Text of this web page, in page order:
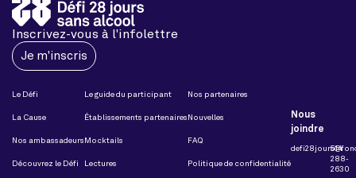
Inscrivez-vous à l'infolettre
Je m'inscris
Le Défi
La Cause
Nos ambassadeurs
Découvrez le Défi
Le guide du participant
Établissements partenaires
Mocktails
Lectures
Nos partenaires
Nouvelles
FAQ
Politique de confidentialité
Nous
joindre
514
288-
2630